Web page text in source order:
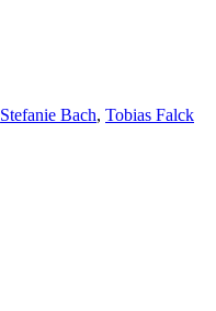
Stefanie Bach, Tobias Falck